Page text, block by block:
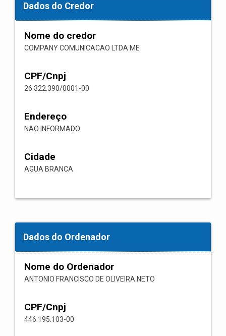
Dados do Credor
Nome do credor
COMPANY COMUNICACAO LTDA ME
CPF/Cnpj
26.322.390/0001-00
Endereço
NAO INFORMADO
Cidade
AGUA BRANCA
Dados do Ordenador
Nome do Ordenador
ANTONIO FRANCISCO DE OLIVEIRA NETO
CPF/Cnpj
446.195.103-00